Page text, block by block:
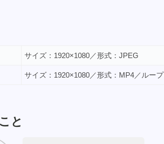
サイズ：1920×1080／形式：JPEG
サイズ：1920×1080／形式：MP4／ルー
と